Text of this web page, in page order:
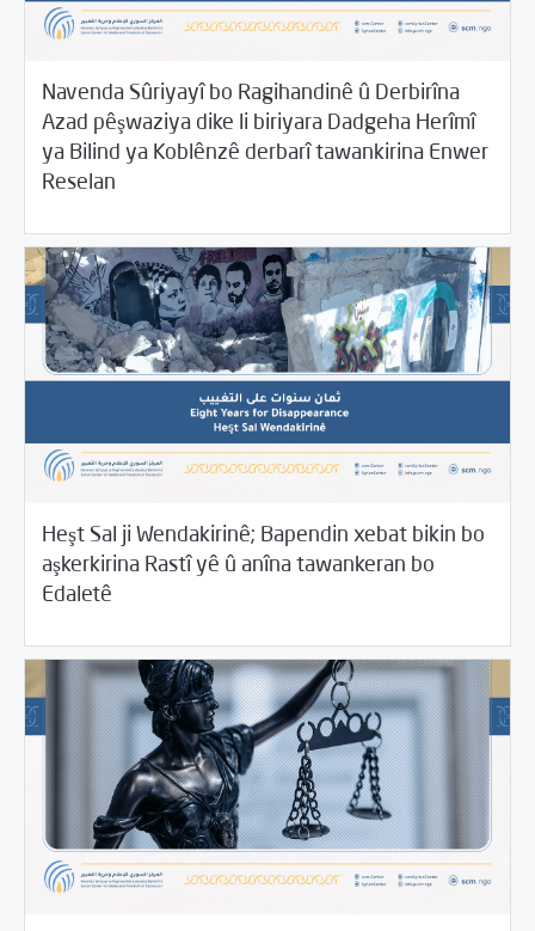
Navenda Sûriyayî bo Ragihandinê û Derbirîna
Azad pêşwaziya dike li biriyara Dadgeha Herîmî
ya Bilind ya Koblênzê derbarî tawankirina Enwer
Reselan
13/2022 Beyannameyên SCMê
Heşt Sal ji Wendakirinê; Bapendin xebat bikin bo
aşkerkirina Rastî yê û anîna tawankeran bo
Edaletê
09/2021 Beyannameyên SCMê